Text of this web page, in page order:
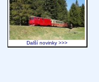
Další novinky >>>